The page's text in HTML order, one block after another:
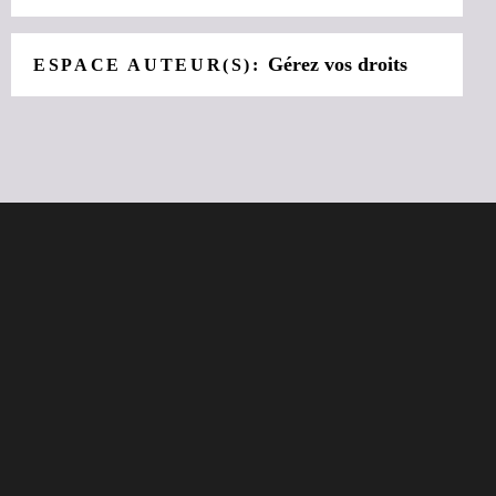
ESPACE AUTEUR(S): Gérez vos droits